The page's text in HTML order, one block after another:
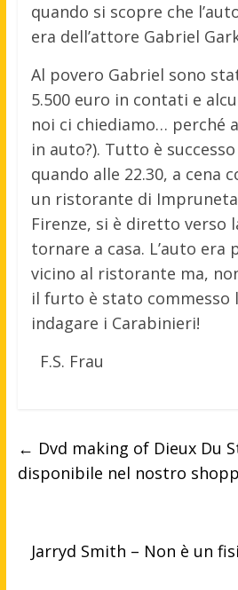
quando si scopre che
era dell’attore Gabriel
Al povero Gabriel sono
5.500 euro in contati e
noi ci chiediamo… perché
in auto?). Tutto è
quando alle 22.30, a cena
un ristorante di
Firenze, si è diretto verso
tornare a casa. L’auto era
vicino al ristorante ma,
il furto è stato commesso
indagare i Carabinieri!
F.S. Frau
← Dvd making of Dieux Du
disponibile nel nostro
Jarryd Smith – Non è un